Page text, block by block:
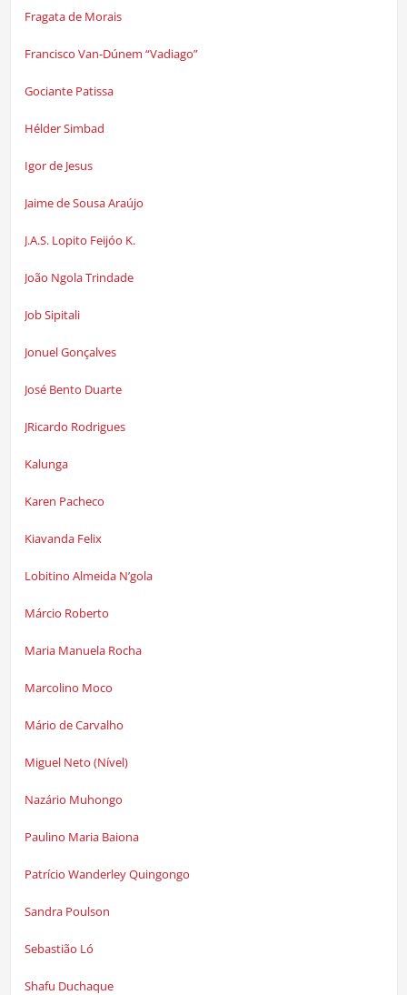
Fragata de Morais
Francisco Van-Dúnem “Vadiago”
Gociante Patissa
Hélder Simbad
Igor de Jesus
Jaime de Sousa Araújo
J.A.S. Lopito Feijóo K.
João Ngola Trindade
Job Sipitali
Jonuel Gonçalves
José Bento Duarte
JRicardo Rodrigues
Kalunga
Karen Pacheco
Kiavanda Felix
Lobitino Almeida N’gola
Márcio Roberto
Maria Manuela Rocha
Marcolino Moco
Mário de Carvalho
Miguel Neto (Nível)
Nazário Muhongo
Paulino Maria Baiona
Patrício Wanderley Quingongo
Sandra Poulson
Sebastião Ló
Shafu Duchaque